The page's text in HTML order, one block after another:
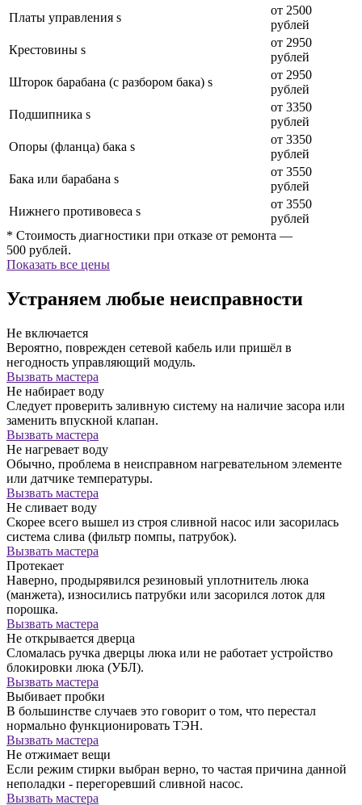
Платы управления s
от 2500
рублей
Крестовины s
от 2950
рублей
Шторок барабана (с разбором бака) s
от 2950
рублей
Подшипника s
от 3350
рублей
Опоры (фланца) бака s
от 3350
рублей
Бака или барабана s
от 3550
рублей
Нижнего противовеса s
от 3550
рублей
* Стоимость диагностики при отказе от ремонта —
500 рублей.
Показать все цены
Устраняем любые неисправности
Не включается
Вероятно, поврежден сетевой кабель или пришёл в
негодность управляющий модуль.
Вызвать мастера
Не набирает воду
Следует проверить заливную систему на наличие засора или
заменить впускной клапан.
Вызвать мастера
Не нагревает воду
Обычно, проблема в неисправном нагревательном элементе
или датчике температуры.
Вызвать мастера
Не сливает воду
Скорее всего вышел из строя сливной насос или засорилась
система слива (фильтр помпы, патрубок).
Вызвать мастера
Протекает
Наверно, продырявился резиновый уплотнитель люка
(манжета), износились патрубки или засорился лоток для
порошка.
Вызвать мастера
Не открывается дверца
Сломалась ручка дверцы люка или не работает устройство
блокировки люка (УБЛ).
Вызвать мастера
Выбивает пробки
В большинстве случаев это говорит о том, что перестал
нормально функционировать ТЭН.
Вызвать мастера
Не отжимает вещи
Если режим стирки выбран верно, то частая причина данной
неполадки - перегоревший сливной насос.
Вызвать мастера